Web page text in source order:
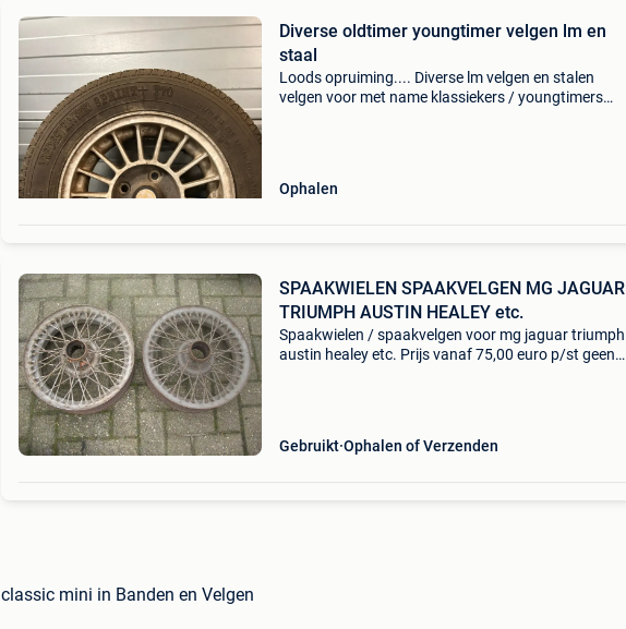
Diverse oldtimer youngtimer velgen lm en
staal
Loods opruiming.... Diverse lm velgen en stalen
velgen voor met name klassiekers / youngtimers
Ophalen
SPAAKWIELEN SPAAKVELGEN MG JAGUAR
TRIUMPH AUSTIN HEALEY etc.
Spaakwielen / spaakvelgen voor mg jaguar triumph
austin healey etc. Prijs vanaf 75,00 euro p/st geen
Gebruikt Ophalen of Verzenden
classic mini in Banden en Velgen